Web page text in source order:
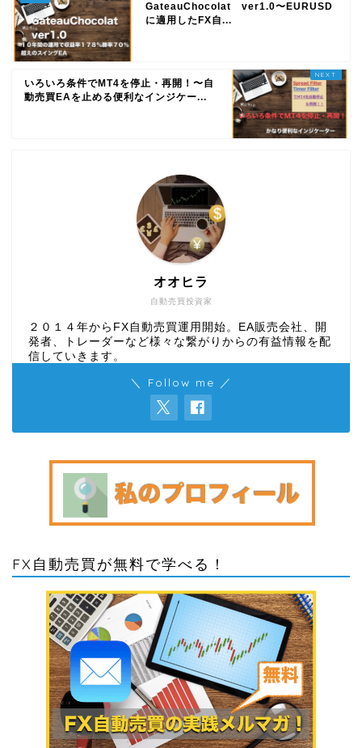
GateauChocolat ver1.0〜EURUSD
に適用したFX自...
いろいろ条件でMT4を停止・再開！〜自
動売買EAを止める便利なインジケー...
自動売買投資家
オオヒラ
２０１４年からFX自動売買運用開始。EA販売会社、開
発者、トレーダーなど様々な繋がりからの有益情報を配
信していきます。
＼ Follow me ／
FX自動売買が無料で学べる！